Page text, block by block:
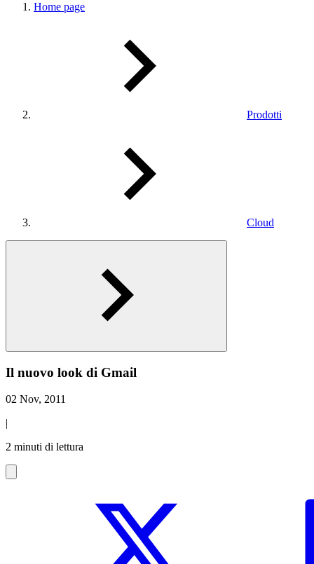
Home page
Prodotti
Cloud
Il nuovo look di Gmail
02 Nov, 2011
|
2 minuti di lettura